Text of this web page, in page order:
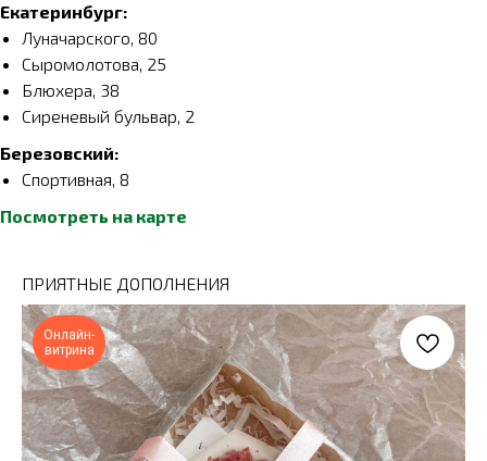
Екатеринбург:
Луначарского, 80
Сыромолотова, 25
Блюхера, 38
Сиреневый бульвар, 2
Березовский:
Спортивная, 8
Посмотреть на карте
ПРИЯТНЫЕ ДОПОЛНЕНИЯ
Онлайн-
витрина